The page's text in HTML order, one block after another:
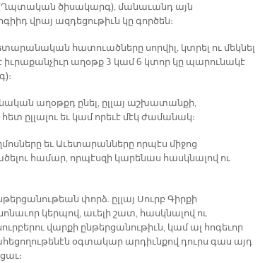
(Ղպտական ծիսակարգ), մանաւանդ այն
վրայ ազդեցութիւն կը գործեն։
հատուածները սորվիլ, կտրել ու մեկնել
իւրաքանչիւր աղօթք 3 կամ 6 կտոր կը պարունակէ
աղօթքդ ընել, ըլլայ աշխատանքի,
ըլլալու եւ կամ որեւէ մէկ ժամանակ։
եւ Աւետարանները որպէս միջոց
համար, որպէսզի կարենաս հասկնալով ու
փորձ. ըլլայ Սուրբ Գիրքի
կերպով, աւելի շատ, հասկնալով ու
վարքի ընթերցանութիւն, կամ ալ հոգեւոր
օգտակար արդիւնքով դուրս գաս այդ